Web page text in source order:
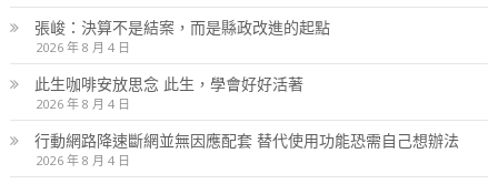
張峻：決算不是結案，而是縣政改進的起點
2026 年 8 月 4 日
此生咖啡安放思念 此生，學會好好活著
2026 年 8 月 4 日
行動網路降速斷網並無因應配套 替代使用功能恐需自己想辦法
2026 年 8 月 4 日